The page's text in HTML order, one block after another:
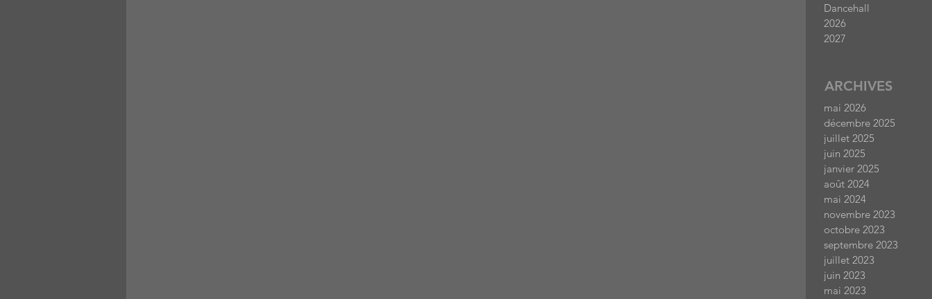
Dancehall
2026
2027
ARCHIVES
mai 2026
décembre 2025
juillet 2025
juin 2025
janvier 2025
août 2024
mai 2024
novembre 2023
octobre 2023
septembre 2023
juillet 2023
juin 2023
mai 2023